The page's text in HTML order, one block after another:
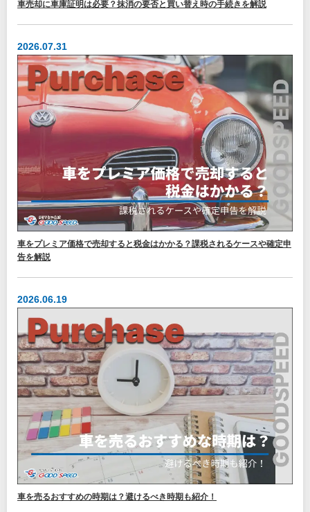
車売却に車庫証明は必要？抹消の要否と買い替え時の手続きを解説
2026.07.31
車をプレミア価格で売却すると税金はかかる？課税されるケースや確定申
告を解説
2026.06.19
車を売るおすすめの時期は？避けるべき時期も紹介！